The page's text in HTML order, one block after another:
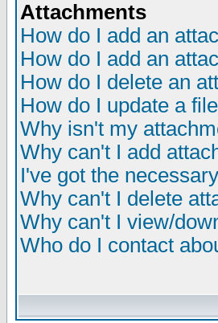
Attachments
How do I add an
How do I add an
How do I delete an
How do I update a
Why isn't my
Why can't I add
I've got the
Why can't I delete
Why can't I view/
Who do I contact